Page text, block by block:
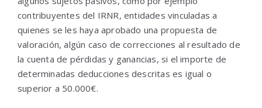
contribuyentes del IRNR, entidades vinculadas a
quienes se les haya aprobado una propuesta de
valoración, algún caso de correcciones al resultado de
la cuenta de pérdidas y ganancias, si el importe de
determinadas deducciones descritas es igual o
superior a 50.000€.